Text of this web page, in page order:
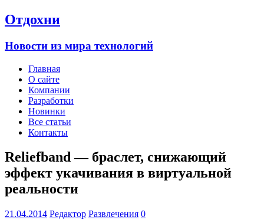
Отдохни
Новости из мира технологий
Главная
О сайте
Компании
Разработки
Новинки
Все статьи
Контакты
Reliefband — браслет, снижающий
эффект укачивания в виртуальной
реальности
21.04.2014 Редактор Развлечения 0